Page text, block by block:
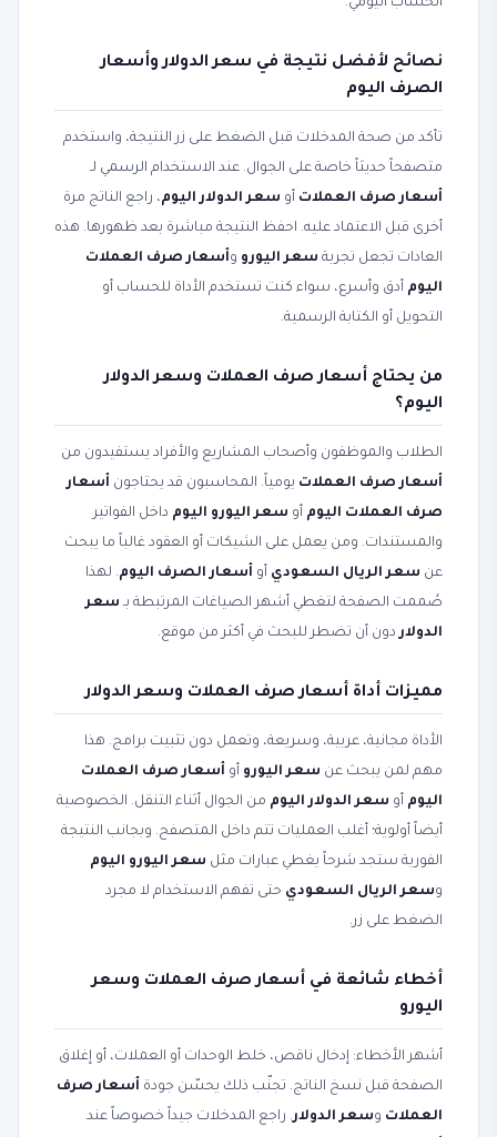
الحساب اليومي.
نصائح لأفضل نتيجة في سعر الدولار وأسعار
الصرف اليوم
تأكد من صحة المدخلات قبل الضغط على زر النتيجة، واستخدم
متصفحاً حديثاً خاصة على الجوال. عند الاستخدام الرسمي لـ
أسعار صرف العملات أو سعر الدولار اليوم، راجع الناتج مرة
أخرى قبل الاعتماد عليه. احفظ النتيجة مباشرة بعد ظهورها. هذه
العادات تجعل تجربة سعر اليورو وأسعار صرف العملات
اليوم أدق وأسرع، سواء كنت تستخدم الأداة للحساب أو
التحويل أو الكتابة الرسمية.
من يحتاج أسعار صرف العملات وسعر الدولار
اليوم؟
الطلاب والموظفون وأصحاب المشاريع والأفراد يستفيدون من
أسعار صرف العملات يومياً. المحاسبون قد يحتاجون أسعار
صرف العملات اليوم أو سعر اليورو اليوم داخل الفواتير
والمستندات. ومن يعمل على الشيكات أو العقود غالباً ما يبحث
عن سعر الريال السعودي أو أسعار الصرف اليوم. لهذا
صُممت الصفحة لتغطي أشهر الصياغات المرتبطة بـ سعر
الدولاردون أن تضطر للبحث في أكثر من موقع.
مميزات أداة أسعار صرف العملات وسعر الدولار
الأداة مجانية، عربية، وسريعة، وتعمل دون تثبيت برامج. هذا
مهم لمن يبحث عن سعر اليورو أو أسعار صرف العملات
اليوم أو سعر الدولار اليوم من الجوال أثناء التنقل. الخصوصية
أيضاً أولوية؛ أغلب العمليات تتم داخل المتصفح. وبجانب النتيجة
الفورية ستجد شرحاً يغطي عبارات مثل سعر اليورو اليوم
وسعر الريال السعودي حتى تفهم الاستخدام لا مجرد
الضغط على زر.
أخطاء شائعة في أسعار صرف العملات وسعر
اليورو
أشهر الأخطاء: إدخال ناقص، خلط الوحدات أو العملات، أو إغلاق
الصفحة قبل نسخ الناتج. تجنّب ذلك يحسّن جودة أسعار صرف
العملات وسعر الدولار. راجع المدخلات جيداً خصوصاً عند